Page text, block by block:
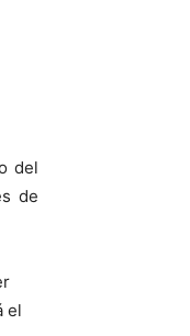
del
de
el